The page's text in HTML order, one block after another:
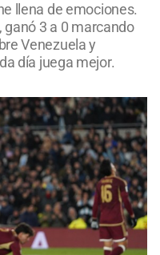
llena de emociones.
3 a 0 marcando
Venezuela y
día juega mejor.